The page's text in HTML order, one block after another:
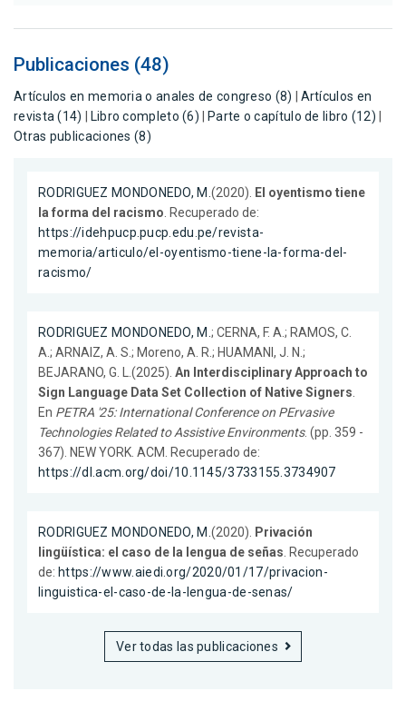
Publicaciones (48)
Artículos en memoria o anales de congreso (8)
Artículos en
revista (14)
Libro completo (6) Parte o capítulo de libro (12)
Otras publicaciones (8)
RODRIGUEZ MONDONEDO, M. (2020).
El oyentismo tiene
la forma del racismo . Recuperado de:
https://idehpucp.pucp.edu.pe/revista-
memoria/articulo/el-oyentismo-tiene-la-forma-del-
racismo/
RODRIGUEZ MONDONEDO, M. ; CERNA, F. A.; RAMOS, C.
A.; ARNAIZ, A. S.; Moreno, A. R.; HUAMANI, J. N.;
BEJARANO, G. L.(2025). An Interdisciplinary Approach to
Sign Language Data Set Collection of Native Signers
En PETRA '25: International Conference on PErvasive
Technologies Related to Assistive Environments. (pp. 359 -
367). NEW YORK. ACM. Recuperado de:
https://dl.acm.org/doi/10.1145/3733155.3734907
RODRIGUEZ MONDONEDO, M. (2020).
Privación
lingüística: el caso de la lengua de señas . Recuperado
de: https://www.aiedi.org/2020/01/17/privacion-
linguistica-el-caso-de-la-lengua-de-senas/
Ver todas las publicaciones